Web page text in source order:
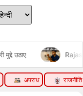
Rajasthan & MP
अपराध राजनीति